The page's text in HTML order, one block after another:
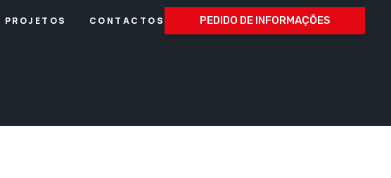
PROJETOS CONTACTOS PEDIDO DE INFORMAÇÕES